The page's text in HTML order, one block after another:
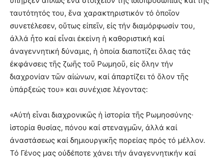
ταυτότητός του, ἕνα χαρακτηριστικόν τό ὁποῖον
συνετέλεσεν, οὕτως εἰπεῖν, εἰς τήν διαμόρφωσίν του,
ἀλλά ἦτο καί εἶναι ἐκείνη ἡ καθοριστική καί
ἀναγεννητική δύναμις, ἡ ὁποία διαποτίζει ὅλας τάς
ἐκφάνσεις τῆς ζωῆς τοῦ Ρωμηοῦ, εἰς ὅλην τήν
διαχρονίαν τῶν αἰώνων, καί ἀπαρτίζει τό ὅλον τῆς
ὑπάρξεώς του» και συνέχισε λέγοντας:
«Αὐτή εἶναι διαχρονικῶς ἡ ἱστορία τῆς Ρωμηοσύνης∙
ἱστορία θυσίας, πόνου καί στεναγμῶν, ἀλλά καί
ἀναστάσεως καί δημιουργικῆς πορείας πρός τό μέλλον.
Τό Γένος μας οὐδέποτε χάνει τήν ἀναγεννητικήν καί